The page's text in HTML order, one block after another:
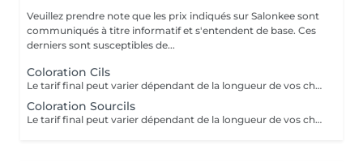
Veuillez prendre note que les prix indiqués sur Salonkee sont
communiqués à titre informatif et s'entendent de base. Ces
derniers sont susceptibles de...
Coloration Cils
Le tarif final peut varier dépendant de la longueur de vos cheveux ainsi que des soins et produits utilisés.
Coloration Sourcils
Le tarif final peut varier dépendant de la longueur de vos cheveux ainsi que des soins et produits utilisés.